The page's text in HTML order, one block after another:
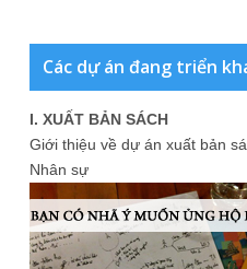
Các dự án đang triển
I. XUẤT BẢN SÁCH
Giới thiệu về dự án xuất bản
Nhân sự